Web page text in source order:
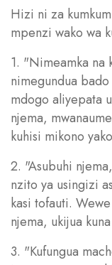
Hizi ni za
mpenzi wako wa
1. "Nimeamka na
nimegundua
mdogo aliyepata
njema,
kuhisi mikono
2. "Asubuhi
nzito ya usingizi
kasi tofauti.
njema, ukijua
3. "Kufungua